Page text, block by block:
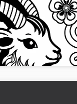
en geit, symbolsk
ned nå og